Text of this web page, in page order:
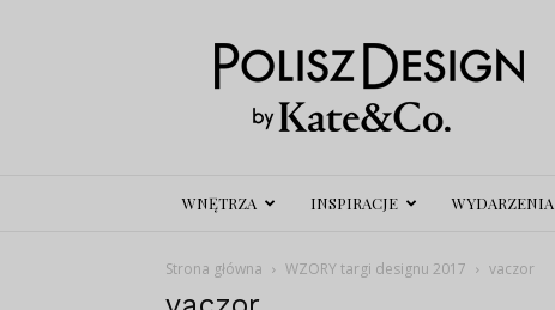
Polisz
Design
WNĘTRZA INSPIRACJE WYDARZENIA
Strona główna WZORY targi designu 2017 vaczor